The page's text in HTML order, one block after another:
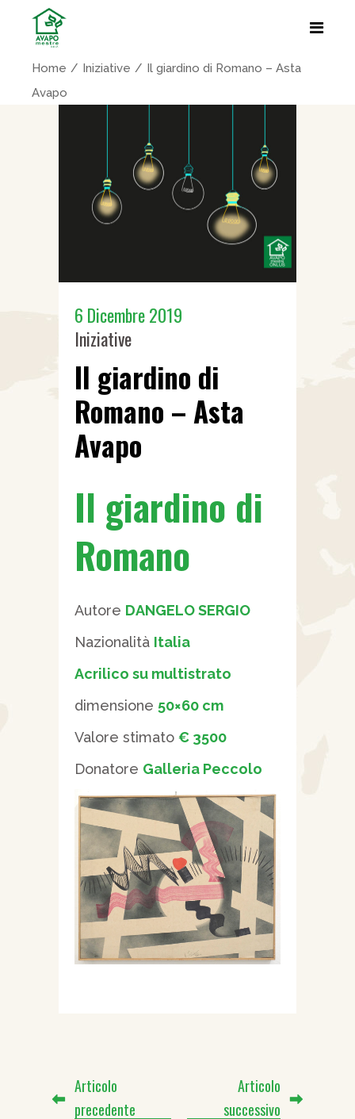
Home Iniziative
Il giardino di Romano – Asta
Avapo
6 Dicembre 2019
Iniziative
Il giardino di
Romano – Asta
Avapo
Il giardino di
Romano
Autore DANGELO SERGIO
Nazionalità Italia
Acrilico su multistrato
dimensione 50×60 cm
Valore stimato € 3500
Donatore Galleria Peccolo
Articolo
precedente
Articolo
successivo